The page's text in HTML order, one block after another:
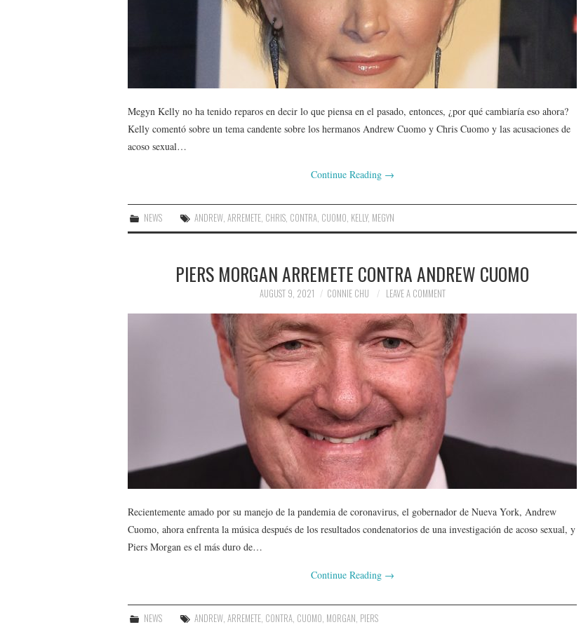
Megyn Kelly no ha tenido reparos en decir lo que piensa en el pasado, entonces, ¿por qué cambiaría eso ahora?
Kelly comentó sobre un tema candente sobre los hermanos Andrew Cuomo y Chris Cuomo y las acusaciones de
acoso sexual…
Continue Reading →
NEWS ANDREW ,ARREMETE CHRIS CONTRA CUOMO KELLY, MEGYN
PIERS MORGAN ARREMETE CONTRA ANDREW CUOMO
AUGUST 9, 2021 CONNIE CHU LEAVE A COMMENT
Recientemente amado por su manejo de la pandemia de coronavirus, el gobernador de Nueva York, Andrew
Cuomo, ahora enfrenta la música después de los resultados condenatorios de una investigación de acoso sexual, y
Piers Morgan es el más duro de…
Continue Reading →
NEWS ANDREW,ARREMETE, CONTRA, CUOMO, MORGAN, PIERS